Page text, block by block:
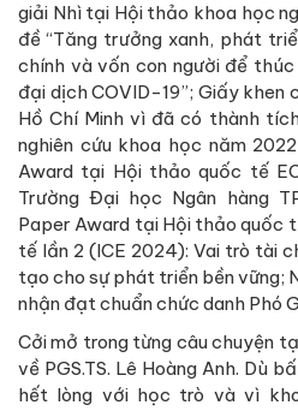
giải Nhì tại Hội thảo khoa học
đề “Tăng trưởng xanh, phát
chính và vốn con người để
đại dịch COVID-19”; Giấy khen
Hồ Chí Minh vì đã có thành
nghiên cứu khoa học năm
Award tại Hội thảo quốc tế
Trường Đại học Ngân hàng
Paper Award tại Hội thảo quốc
tế lần 2 (ICE 2024): Vai trò tài
tạo cho sự phát triển bền vững;
nhận đạt chuẩn chức danh Phó
Cởi mở trong từng câu chuyện
về PGS.TS. Lê Hoàng Anh. Dù
hết lòng với học trò và vì